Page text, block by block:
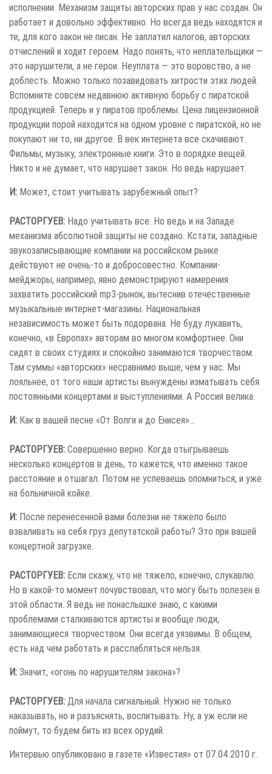
исполнении. Механизм защиты авторских прав у нас создан. Он
работает и довольно эффективно. Но всегда ведь находятся и
те, для кого закон не писан. Не заплатил налогов, авторских
отчислений и ходит героем. Надо понять, что неплательщики —
это нарушители, а не герои. Неуплата — это воровство, а не
доблесть. Можно только позавидовать хитрости этих людей.
Вспомните совсем недавнюю активную борьбу с пиратской
продукцией. Теперь и у пиратов проблемы. Цена лицензионной
продукции порой находится на одном уровне с пиратской, но не
покупают ни то, ни другое. В век интернета все скачивают.
Фильмы, музыку, электронные книги. Это в порядке вещей.
Никто и не думает, что нарушает закон. Но ведь нарушает.
И: Может, стоит учитывать зарубежный опыт?
РАСТОРГУЕВ: Надо учитывать все. Но ведь и на Западе
механизма абсолютной защиты не создано. Кстати, западные
звукозаписывающие компании на российском рынке
действуют не очень-то и добросовестно. Компании-
мейджоры, например, явно демонстрируют намерения
захватить российский mp3-рынок, вытеснив отечественные
музыкальные интернет-магазины. Национальная
независимость может быть подорвана. Не буду лукавить,
конечно, «в Европах» авторам во многом комфортнее. Они
сидят в своих студиях и спокойно занимаются творчеством.
Там суммы «авторских» несравнимо выше, чем у нас. Мы
лояльнее, от того наши артисты вынуждены изматывать себя
постоянными концертами и выступлениями. А Россия велика.
И: Как в вашей песне «От Волги и до Енисея»…
РАСТОРГУЕВ: Совершенно верно. Когда отыгрываешь
несколько концертов в день, то кажется, что именно такое
расстояние и отшагал. Потом не успеваешь опомниться, и уже
на больничной койке.
И: После перенесенной вами болезни не тяжело было
взваливать на себя груз депутатской работы? Это при вашей
концертной загрузке.
РАСТОРГУЕВ: Если скажу, что не тяжело, конечно, слукавлю.
Но в какой-то момент почувствовал, что могу быть полезен в
этой области. Я ведь не понаслышке знаю, с какими
проблемами сталкиваются артисты и вообще люди,
занимающиеся творчеством. Они всегда уязвимы. В общем,
есть над чем работать и расслабляться нельзя.
И: Значит, «огонь по нарушителям закона»?
РАСТОРГУЕВ: Для начала сигнальный. Нужно не только
наказывать, но и разъяснять, воспитывать. Ну, а уж если не
поймут, то будем бить из всех орудий.
Интервью опубликовано в газете «Известия» от 07.04.2010 г.